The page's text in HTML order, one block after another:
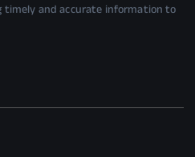
timely and accurate information to